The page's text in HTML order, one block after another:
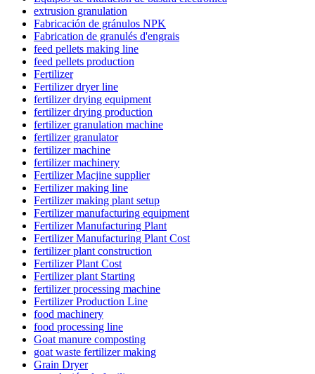
extrusion granulation
Fabricación de gránulos NPK
Fabrication de granulés d'engrais
feed pellets making line
feed pellets production
Fertilizer
Fertilizer dryer line
fertilizer drying equipment
fertilizer drying production
fertilizer granulation machine
fertilizer granulator
fertilizer machine
fertilizer machinery
Fertilizer Macjine supplier
Fertilizer making line
Fertilizer making plant setup
Fertilizer manufacturing equipment
Fertilizer Manufacturing Plant
Fertilizer Manufacturing Plant Cost
fertilizer plant construction
Fertilizer Plant Cost
Fertilizer plant Starting
fertilizer processing machine
Fertilizer Production Line
food machinery
food processing line
Goat manure composting
goat waste fertilizer making
Grain Dryer